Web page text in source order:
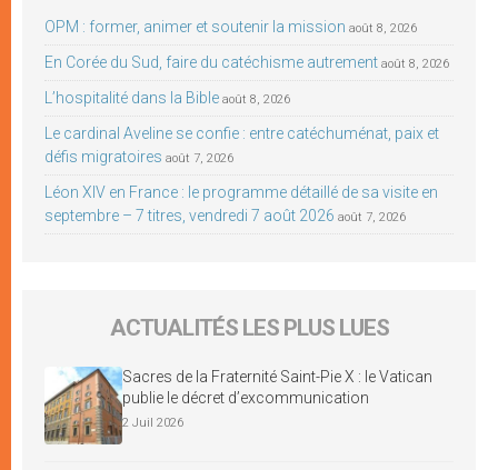
OPM : former, animer et soutenir la mission août 8, 2026
En Corée du Sud, faire du catéchisme autrement août 8, 2026
L’hospitalité dans la Bible août 8, 2026
Le cardinal Aveline se confie : entre catéchuménat, paix et
défis migratoires août 7, 2026
Léon XIV en France : le programme détaillé de sa visite en
septembre – 7 titres, vendredi 7 août 2026 août 7, 2026
ACTUALITÉS LES PLUS LUES
Sacres de la Fraternité Saint-Pie X : le Vatican
publie le décret d’excommunication
2 Juil 2026